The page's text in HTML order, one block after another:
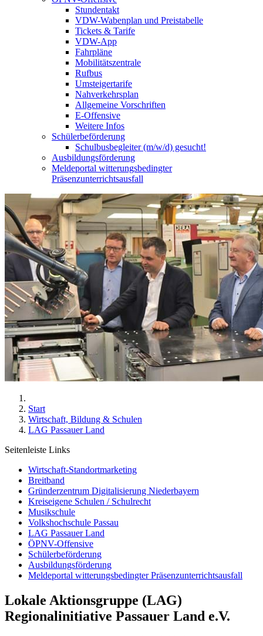
Stundentakt
VDW-Wabenplan und Preistabelle
Tickets & Tarife
VDW-App
Fahrpläne
Mobilitätszentrale
Rufbus
Umsteigertarife
Nahverkehrsplan
Allgemeine Vorschriften
E-Offensive
Weitere Infos
Schülerbeförderung
Schulbusbegleiter (m/w/d) gesucht!
Ausbildungsförderung
Meldeportal witterungsbedingter
Präsenzunterrichtsausfall
Start
Wirtschaft, Bildung & Schulen
LAG Passauer Land
Seitenleiste Links
Wirtschaft-Standortmarketing
Breitband
Gründerzentrum Digitalisierung Niederbayern
Kreiseigene Schulen / Schulrecht
Musikschule
Volkshochschule Passau
LAG Passauer Land
ÖPNV-Offensive
Schülerbeförderung
Ausbildungsförderung
Meldeportal witterungsbedingter Präsenzunterrichtsausfall
Lokale Aktionsgruppe (LAG)
Regionalinitiative Passauer Land e.V.